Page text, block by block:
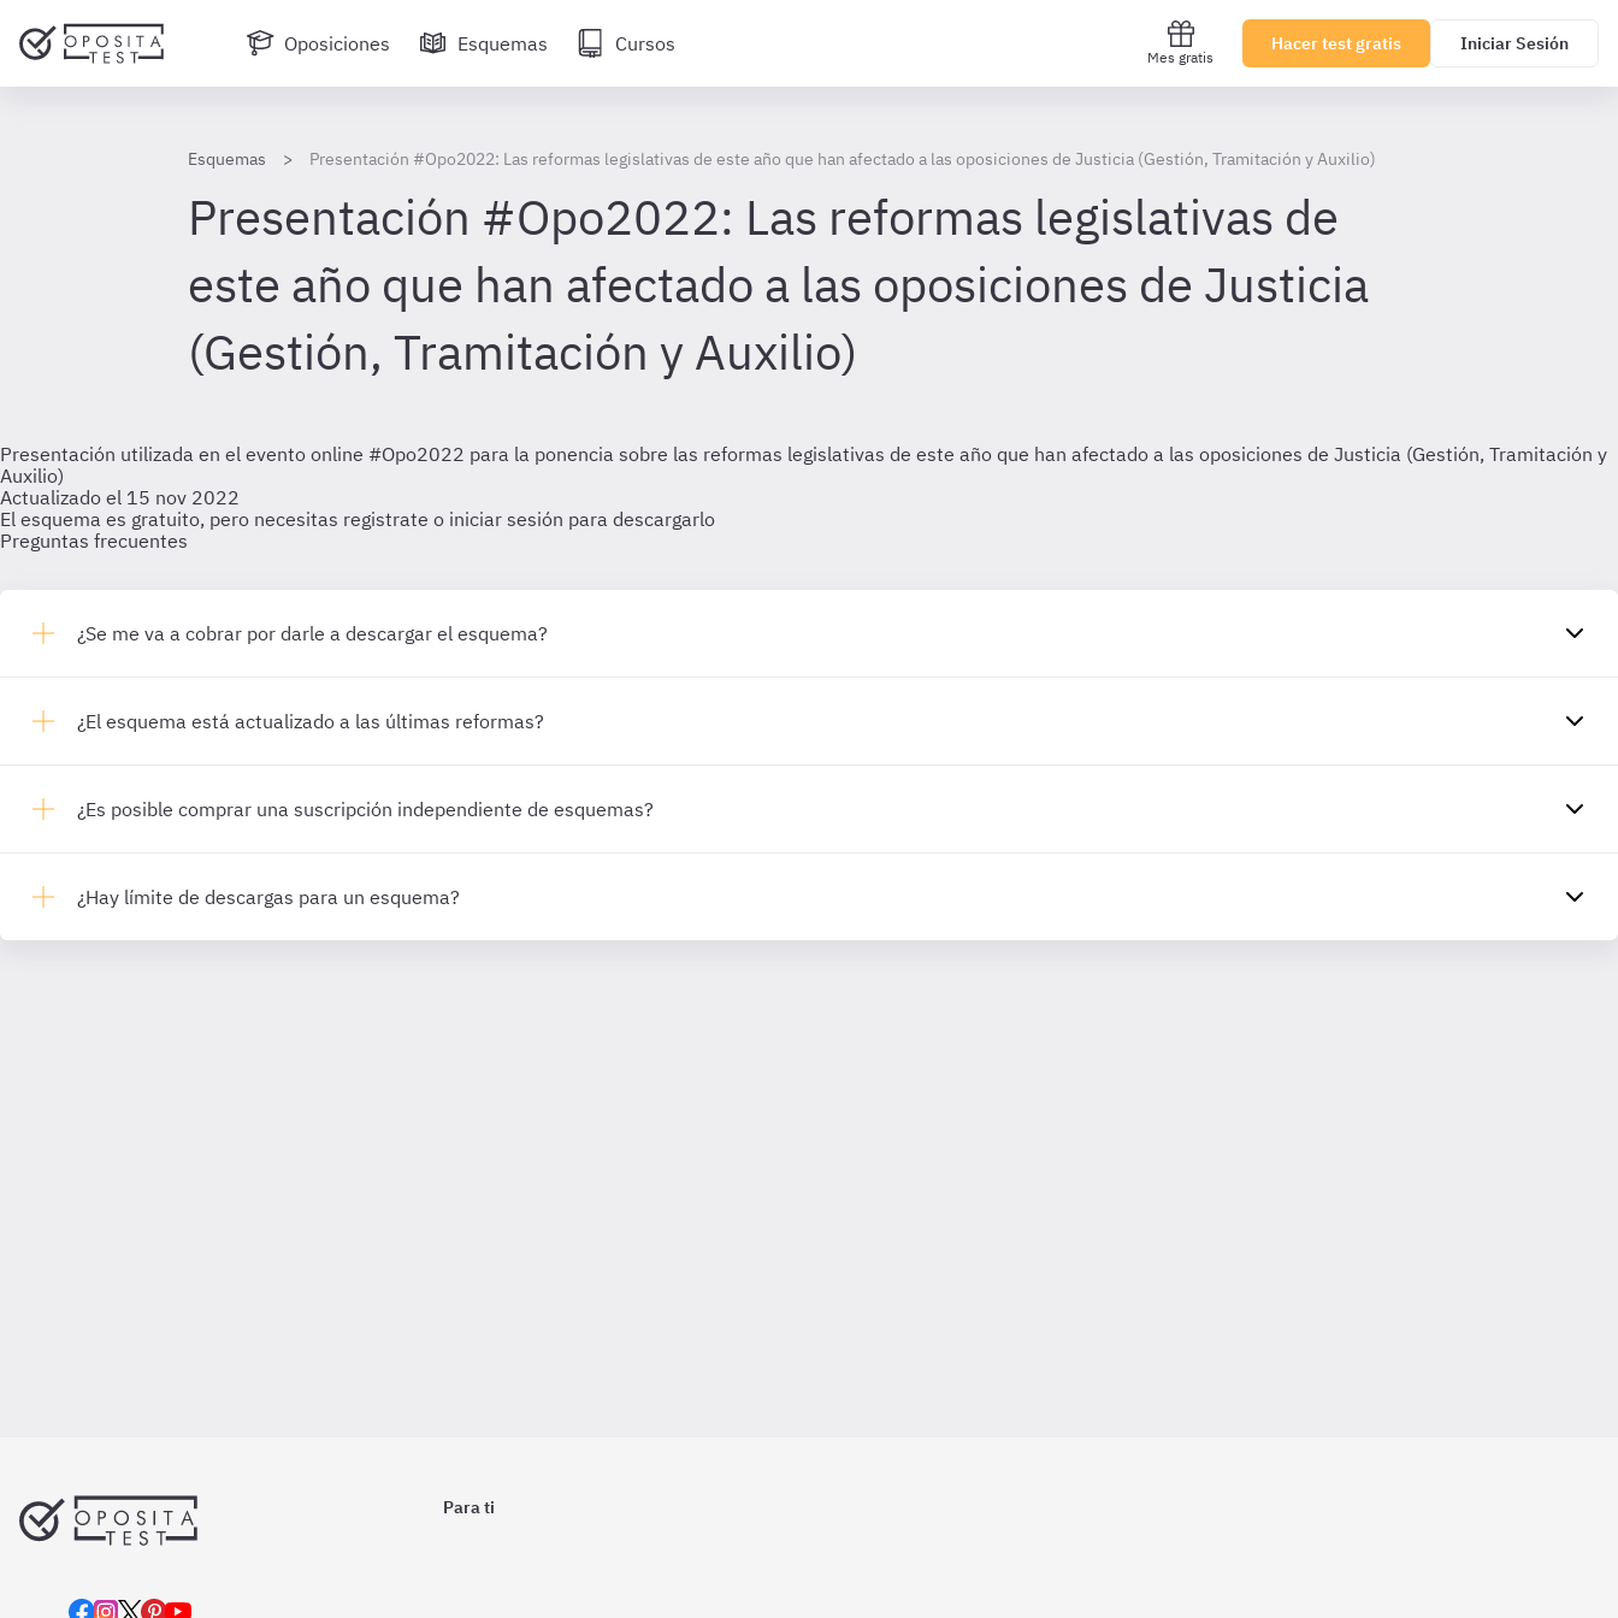
Oposiciones Esquemas Cursos
Mes gratis
Hacer test gratis Iniciar Sesión
Esquemas Presentación #Opo2022: Las reformas legislativas de este año que han afectado a las oposiciones de Justicia (Gestión, Tramitación y Auxilio)
Presentación #Opo2022: Las reformas legislativas de
este año que han afectado a las oposiciones de Justicia
(Gestión, Tramitación y Auxilio)
Presentación utilizada en el evento online #Opo2022 para la ponencia sobre las reformas legislativas de este año que han afectado a las oposiciones de Justicia (Gestión, Tramitación y
Auxilio)
Actualizado el 15 nov 2022
El esquema es gratuito, pero necesitas registrate o iniciar sesión para descargarlo
Preguntas frecuentes
¿Se me va a cobrar por darle a descargar el esquema?
¿El esquema está actualizado a las últimas reformas?
¿Es posible comprar una suscripción independiente de esquemas?
¿Hay límite de descargas para un esquema?
Para ti